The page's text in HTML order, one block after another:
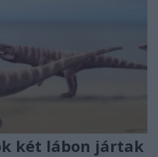
két lábon jártak